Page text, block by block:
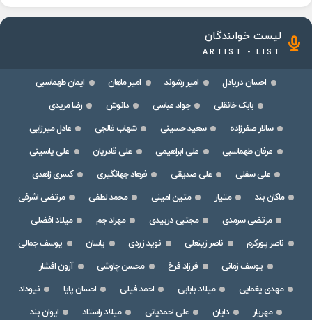
لیست خوانندگان
ARTIST - LIST
احسان دریادل امیر رشوند امیر ماهان
ایمان طهماسبی
بابک خانقلی
جواد عباسی دانوش
رضا مریدی
سالار صفرزاده
سعید حسینی شهاب فالجی
عادل میرزایی
عرفان طهماسبی
علی ابراهیمی علی قادریان
علی یاسینی
علی سفلی
علی صدیقی فرهاد جهانگیری
کسری زاهدی
ماکان بند
متیار متین امینی محمد لطفی
مرتضی اشرفی
مرتضی سرمدی
مجتبی دربیدی مهراد جم
میلاد افضلی
ناصر پورکرم
ناصر زینعلی نوید زردی یاسان
یوسف جمالی
یوسف زمانی
فرزاد فرخ محسن چاوشی
آرون افشار
مهدی یغمایی
میلاد بابایی احمد فیلی احسان پایا
نیوداد
مهریار
دایان علی احمدیانی میلاد راستاد
ایوان بند